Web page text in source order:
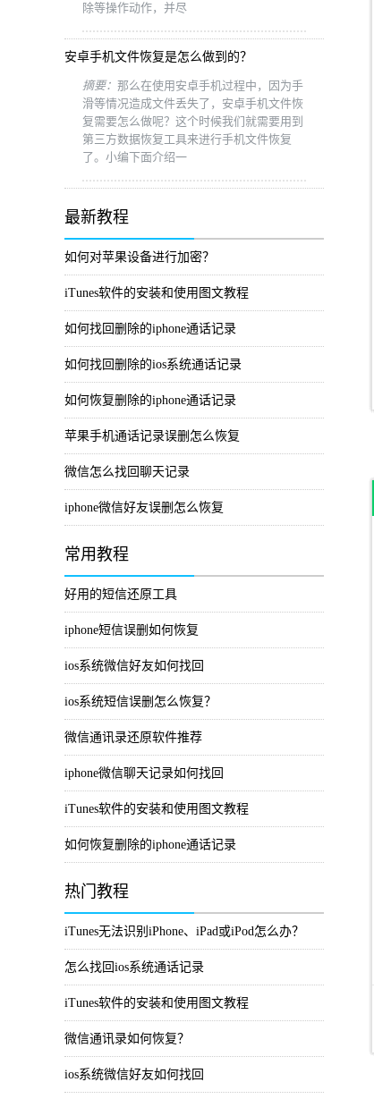
除等操作动作，并尽
安卓手机文件恢复是怎么做到的？
摘要： 那么在使用安卓手机过程中，因为手
滑等情况造成文件丢失了，安卓手机文件恢
复需要怎么做呢？这个时候我们就需要用到
第三方数据恢复工具来进行手机文件恢复
了。小编下面介绍一
最新教程
如何对苹果设备进行加密？
iTunes软件的安装和使用图文教程
如何找回删除的iphone通话记录
如何找回删除的ios系统通话记录
如何恢复删除的iphone通话记录
苹果手机通话记录误删怎么恢复
微信怎么找回聊天记录
iphone微信好友误删怎么恢复
常用教程
好用的短信还原工具
iphone短信误删如何恢复
ios系统微信好友如何找回
ios系统短信误删怎么恢复？
微信通讯录还原软件推荐
iphone微信聊天记录如何找回
iTunes软件的安装和使用图文教程
如何恢复删除的iphone通话记录
热门教程
iTunes无法识别iPhone、iPad或iPod怎么办？
怎么找回ios系统通话记录
iTunes软件的安装和使用图文教程
微信通讯录如何恢复？
ios系统微信好友如何找回